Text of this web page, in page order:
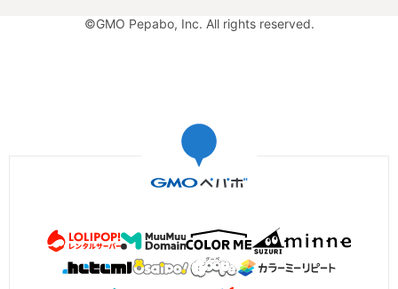
©GMO Pepabo, Inc. All rights reserved.